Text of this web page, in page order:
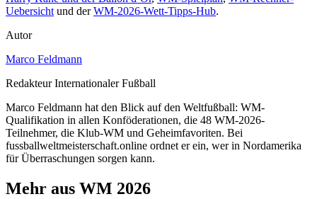
Uebersicht und derWM-2026-Wett-Tipps-Hub.
Autor
Marco Feldmann
Redakteur Internationaler Fußball
Marco Feldmann hat den Blick auf den Weltfußball: WM-
Qualifikation in allen Konföderationen, die 48 WM-2026-
Teilnehmer, die Klub-WM und Geheimfavoriten. Bei
fussballweltmeisterschaft.online ordnet er ein, wer in Nordamerika
für Überraschungen sorgen kann.
Mehr aus WM 2026